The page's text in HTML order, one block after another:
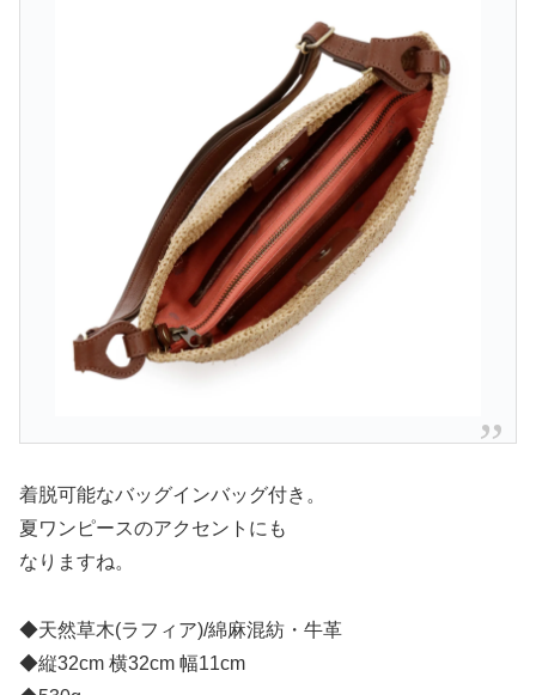
着脱可能なバッグインバッグ付き。
夏ワンピースのアクセントにも
なりますね。
◆天然草木(ラフィア)/綿麻混紡・牛革
◆縦32cm 横32cm 幅11cm